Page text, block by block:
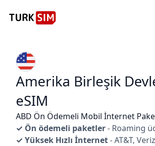
Amerika Birleşik
eSIM
ABD Ön Ödemeli Mobil İnternet
✓ Ön ödemeli paketler- Roaming
✓ Yüksek Hızlı İnternet- AT&T,